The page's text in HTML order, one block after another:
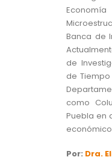
Banca de
de
de
como
Puebla en
Por: Dra.